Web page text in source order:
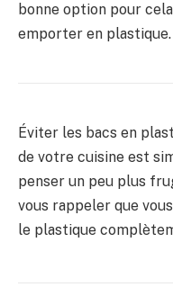
bonne option pour
emporter en plastique.
Éviter les bacs en
de votre cuisine est
penser un peu plus
vous rappeler que
le plastique